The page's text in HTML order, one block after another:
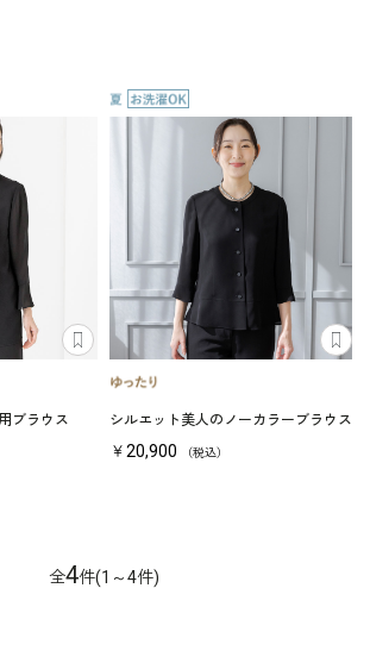
ブラウス シルエット美人のノーカラーブラウス
￥20,900 （税込）
全4件(1～4件)